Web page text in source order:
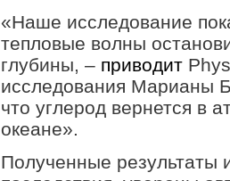
«Наше исследование
тепловые волны
глубины, – приводит
исследования Марианы
что углерод вернется в
океане».
Полученные результаты